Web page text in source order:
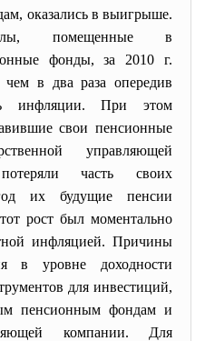
оказались в выигрыше.
помещенные в
фонды, за 2010 г.
в два раза опередив
инфляции. При этом
свои пенсионные
управляющей
часть своих
их будущие пенсии
рост был моментально
инфляцией. Причины
в уровне доходности
для инвестиций,
пенсионным фондам и
компании. Для